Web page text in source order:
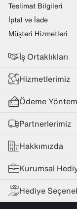
Teslimat Bilgileri
İptal ve İade
Müşteri Hizmetleri
İş Ortaklıkları
Hizmetlerimiz
Ödeme
Partnerlerimiz
Hakkımızda
Kurumsal
Hediye